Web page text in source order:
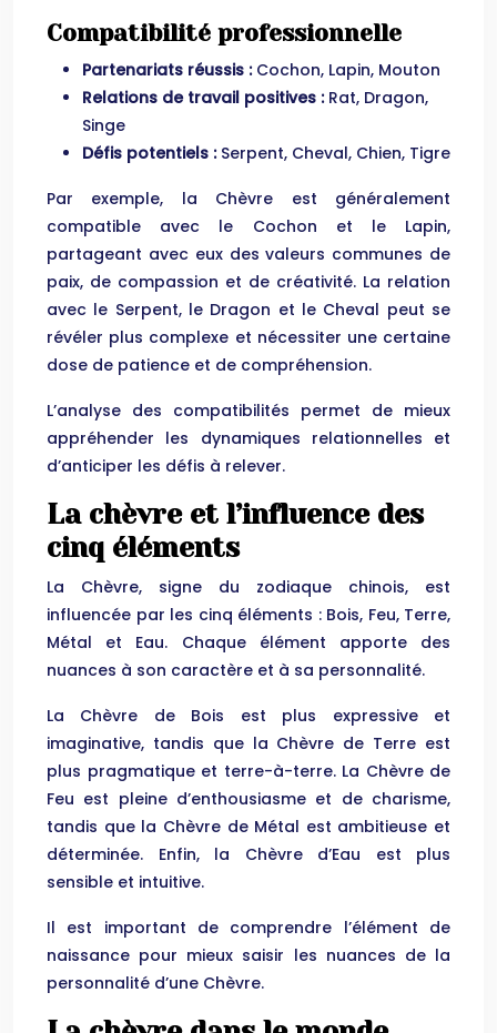
Compatibilité professionnelle
Partenariats réussis : Cochon, Lapin, Mouton
Relations de travail positives : Rat, Dragon,
Singe
Défis potentiels : Serpent, Cheval, Chien, Tigre
Par exemple, la Chèvre est généralement
compatible avec le Cochon et le Lapin,
partageant avec eux des valeurs communes de
paix, de compassion et de créativité. La relation
avec le Serpent, le Dragon et le Cheval peut se
révéler plus complexe et nécessiter une certaine
dose de patience et de compréhension.
L’analyse des compatibilités permet de mieux
appréhender les dynamiques relationnelles et
d’anticiper les défis à relever.
La chèvre et l’influence des
cinq éléments
La Chèvre, signe du zodiaque chinois, est
influencée par les cinq éléments : Bois, Feu, Terre,
Métal et Eau. Chaque élément apporte des
nuances à son caractère et à sa personnalité.
La Chèvre de Bois est plus expressive et
imaginative, tandis que la Chèvre de Terre est
plus pragmatique et terre-à-terre. La Chèvre de
Feu est pleine d’enthousiasme et de charisme,
tandis que la Chèvre de Métal est ambitieuse et
déterminée. Enfin, la Chèvre d’Eau est plus
sensible et intuitive.
Il est important de comprendre l’élément de
naissance pour mieux saisir les nuances de la
personnalité d’une Chèvre.